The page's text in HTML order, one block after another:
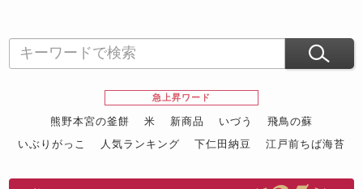
急上昇ワード
熊野本宮の釜餅 米 新商品 いづう
飛鳥の蘇
いぶりがっこ
人気ランキング 下仁田納豆
江戸前ちば海苔